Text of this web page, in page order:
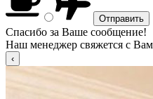
Спасибо за Ваше сообщение!
Наш менеджер свяжется с